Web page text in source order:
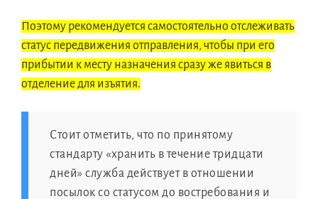
Поэтому рекомендуется самостоятельно отслеживать
статус передвижения отправления, чтобы при его
прибытии к месту назначения сразу же явиться в
отделение для изъятия.
Стоит отметить, что по принятому
стандарту «хранить в течение тридцати
дней» служба действует в отношении
посылок со статусом до востребования и